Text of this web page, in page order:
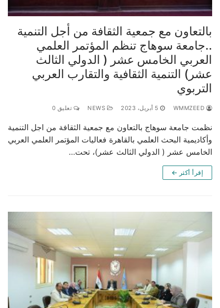
بالتعاون مع جمعية الثقافة من أجل التنمية
..جامعة سوهاج تنظم المؤتمر العلمي
العربي الخامس عشر ( الدولي الثالث
عشر) التنمية الثقافية والتقارب العربي
التربوي
5 أبريل، 2023 تعليق 0
نظمت جامعة سوهاج بالتعاون مع جمعية الثقافة من اجل التنمية
وأكاديمية البحث العلمي بالقاهرة فعاليات المؤتمر العلمي العربي
الخامس عشر ( الدولي الثالث عشر)، تحت…
إقرأ أكثر ←